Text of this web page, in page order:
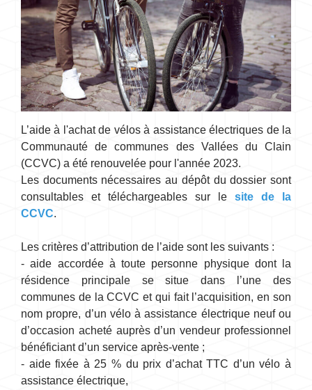
L’aide à l'achat de vélos à assistance électriques de la
Communauté de communes des Vallées du Clain
(CCVC) a été renouvelée pour l'année 2023.
Les documents nécessaires au dépôt du dossier sont
consultables et téléchargeables sur le
site de la
CCVC.
Les critères d’attribution de l’aide sont les suivants :
- aide accordée à toute personne physique dont la
résidence principale se situe dans l’une des
communes de la CCVC et qui fait l’acquisition, en son
nom propre, d’un vélo à assistance électrique neuf ou
d’occasion acheté auprès d’un vendeur professionnel
bénéficiant d’un service après-vente ;
- aide fixée à 25 % du prix d’achat TTC d’un vélo à
assistance électrique,